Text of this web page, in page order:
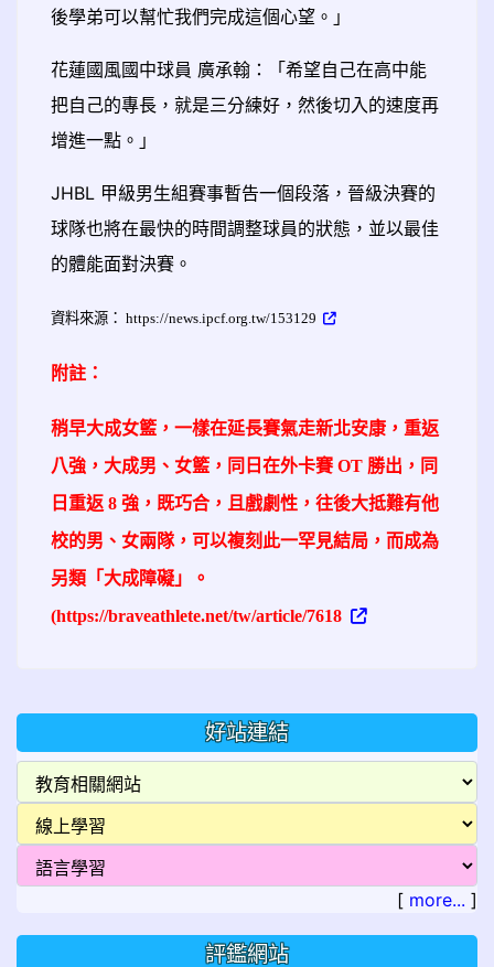
後學弟可以幫忙我們完成這個心望。」
花蓮國風國中球員 廣承翰：「希望自己在高中能
把自己的專長，就是三分練好，然後切入的速度再
增進一點。」
JHBL 甲級男生組賽事暫告一個段落，晉級決賽的
球隊也將在最快的時間調整球員的狀態，並以最佳
的體能面對決賽。
資料來源： https://news.ipcf.org.tw/153129
附註：
稍早大成女籃，一樣在延長賽氣走新北安康，重返
八強，大成男、女籃，同日在外卡賽 OT 勝出，同
日重返 8 強，既巧合，且戲劇性，往後大抵難有他
校的男、女兩隊，可以複刻此一罕見結局，而成為
另類「大成障礙」。
(https://braveathlete.net/tw/article/7618
好站連結
[ more... ]
評鑑網站